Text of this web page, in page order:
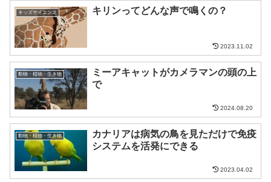
キッズサイエンス キリンってどんな声で鳴くの？
2023.11.02
動物・植物・生き物
ミーアキャットがカメラマンの頭の上
で
2024.08.20
動物・植物・生き物
カナリアは病気の鳥を見ただけで免疫
システムを活発にできる
2023.04.02